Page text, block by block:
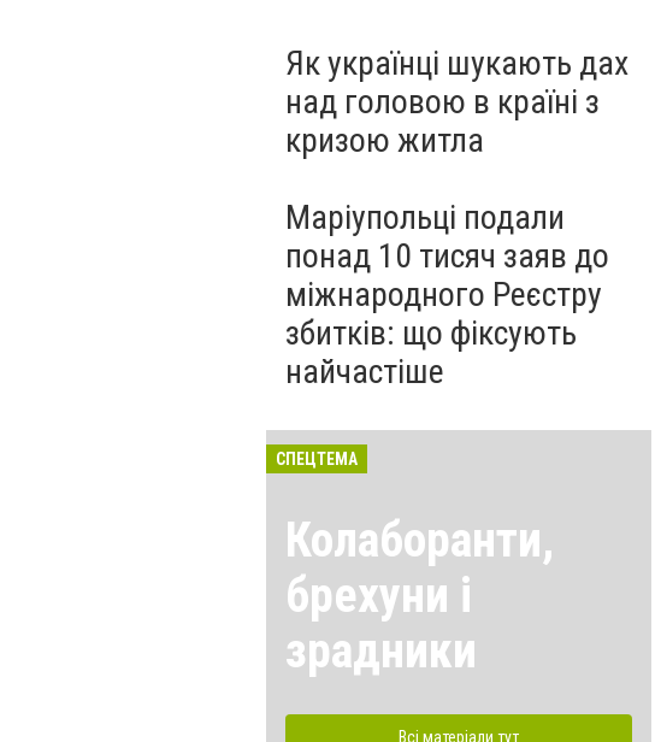
Як українці шукають дах
над головою в країні з
кризою житла
Маріупольці подали
понад 10 тисяч заяв до
міжнародного Реєстру
збитків: що фіксують
найчастіше
СПЕЦТЕМА
Колаборанти,
брехуни і
зрадники
Всі матеріали тут